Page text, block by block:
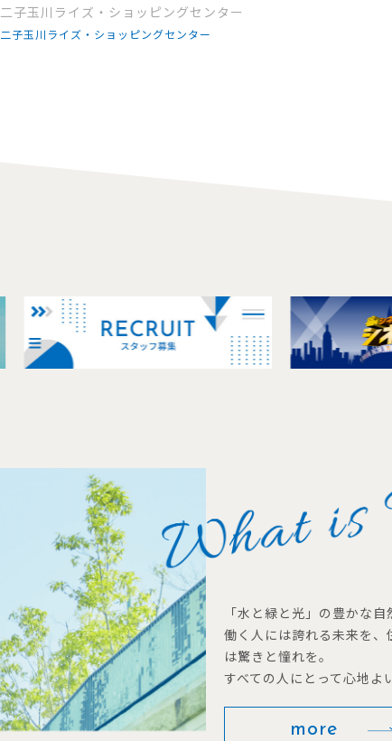
二子玉川ライズ・ショッピングセンター
二子玉川ライズ・ショッピングセンター
「水と緑と光」の豊かな
働く人には誇れる未来を
は驚きと憧れを。
すべての人にとって心地よ
more